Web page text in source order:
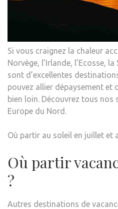
Si vous craignez la chaleur
Norvège, l’Irlande, l’Ecosse,
sont d’excellentes
pouvez allier dépaysement et
bien loin. Découvrez tous nos
Europe du Nord.
Où partir au soleil en juillet et
Où partir
?
Autres destinations de